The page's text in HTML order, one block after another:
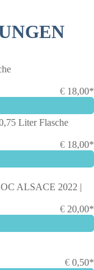
€ 18,00*
€ 18,00*
ALSACE 2022 |
€ 20,00*
€ 0,50*